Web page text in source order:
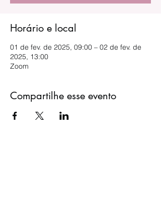
Horário e local
01 de fev. de 2025, 09:00 – 02 de fev. de
2025, 13:00
Zoom
Compartilhe esse evento